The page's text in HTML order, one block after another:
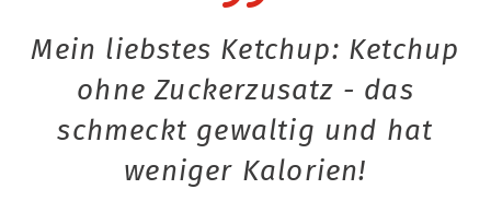
Mein liebstes Ketchup: Ketchup
ohne Zuckerzusatz - das
schmeckt gewaltig und hat
weniger Kalorien!